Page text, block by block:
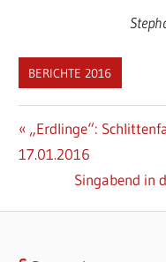
BERICHTE 2016
Vorheriger
Beitrag:
„Erdlinge“:
17.01.2016
Nächster
Singabend in